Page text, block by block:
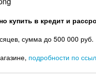
купить в кредит и
сумма до 500 000 руб.
подробности по